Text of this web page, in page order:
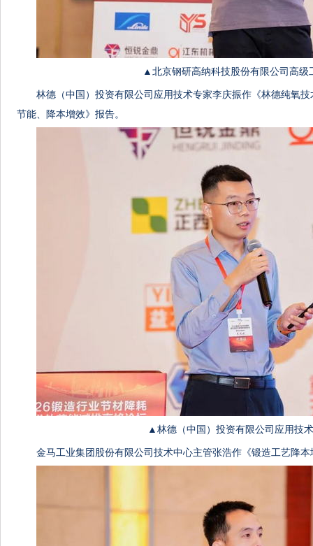
▲北京钢研高纳科技股份有限公司高级
林德（中国）投资有限公司应用技术专家李庆振作《林德纯氧
节能、降本增效》报告。
▲林德（中国）投资有限公司应用技
金马工业集团股份有限公司技术中心主管张浩作《锻造工艺降